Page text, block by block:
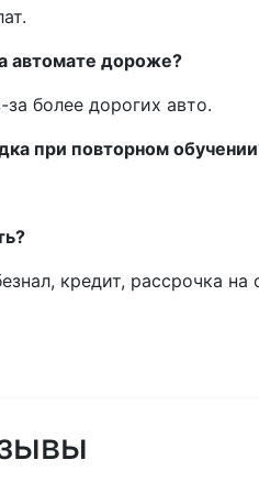
автомате дороже?
более дорогих авто.
при повторном
кредит, рассрочка на